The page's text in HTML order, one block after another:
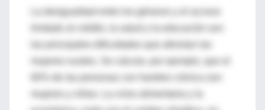
La desigualdad entre los géneros y el acceso